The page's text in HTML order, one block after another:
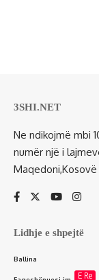
3SHI.NET
Ne ndikojmë mbi
numër një i
Lidhje e shpejtë
Ballina
E Re